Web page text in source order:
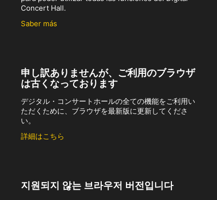
Concert Hall.
Saber más
申し訳ありませんが、ご利用のブラウザ
は古くなっております
デジタル・コンサートホールの全ての機能をご利用い
ただくために、ブラウザを最新版に更新してくださ
い。
詳細はこちら
지원되지 않는 브라우저 버전입니다